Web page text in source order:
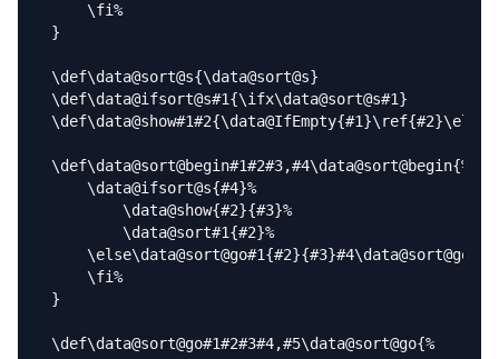
    \fi%
}
\def\data@sort@s{\data@sort@s}
\def\data@ifsort@s#1{\ifx\data@sort@s#1}
\def\data@sort@begin#1#2#3,#4\data@sort@begin{%
    \data@ifsort@s{#4}%
        \data@show{#2}{#3}%
        \data@sort#1{#2}%
    \else\data@sort@go#1{#2}{#3}#4\data@sort@go%
    \fi%
}
\def\data@sort@go#1#2#3#4,#5\data@sort@go{%